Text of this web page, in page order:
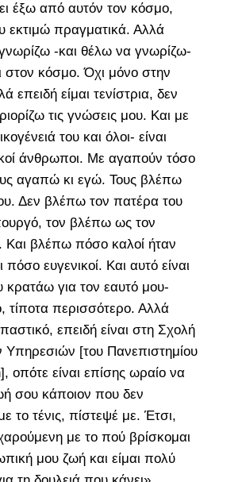
έξω από αυτόν τον κόσμο,
πραγματικά. Αλλά
-και θέλω να γνωρίζω-
στον κόσμο. Όχι μόνο στην
επειδή είμαι τενίστρια, δεν
τις γνώσεις μου. Και με
του και όλοι- είναι
άνθρωποι. Με αγαπούν τόσο
αγαπώ κι εγώ. Τους βλέπω
Δεν βλέπω τον πατέρα του
τον βλέπω ως τον
Και βλέπω πόσο καλοί ήταν
πόσο ευγενικοί. Και αυτό είναι
κρατάω για τον εαυτό μου-
τίποτα περισσότερο. Αλλά
επειδή είναι στη Σχολή
Υπηρεσιών [του Πανεπιστημίου
οπότε είναι επίσης ωραίο να
σου κάποιον που δεν
το τένις, πίστεψέ με. Έτσι,
με το πού βρίσκομαι
μου ζωή και είμαι πολύ